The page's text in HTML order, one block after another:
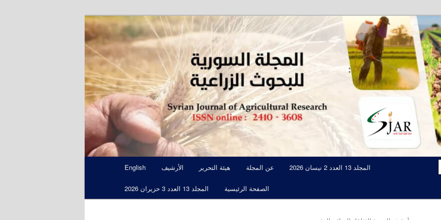
المجلة السورية للبحوث الزراعية SJAR
مجلة علمية محكمة تصدرها الهيئة العامة للبحوث العلمية الزراعية
English الأرشيف هيئة التحرير عن المجلة المجلد 13 العدد 2 نيسان 2026
المجلد 13 العدد 3 حزيران 2026 الصفحة الرئيسية